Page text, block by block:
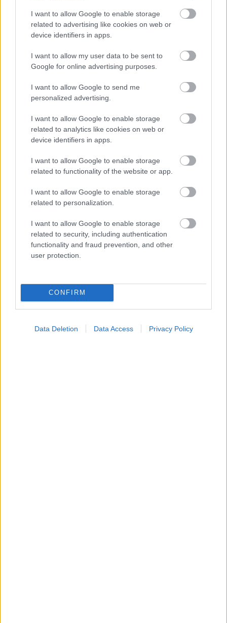
I want to allow Google to enable storage
related to advertising like cookies on web or
device identifiers in apps.
I want to allow my user data to be sent to
Google for online advertising purposes.
I want to allow Google to send me
personalized advertising.
I want to allow Google to enable storage
related to analytics like cookies on web or
device identifiers in apps.
I want to allow Google to enable storage
related to functionality of the website or app.
I want to allow Google to enable storage
related to personalization.
I want to allow Google to enable storage
related to security, including authentication
functionality and fraud prevention, and other
user protection.
CONFIRM
Data Deletion Data Access Privacy Policy
Οι αλλαγές στο σώμα που θεωρούνται φυσιολογικές
Η αποφυγή 3 παραγόντων κινδύνου στη μέση ηλικία
προσθέτει 13 χρόνια χωρίς άνοια [μελέτη]